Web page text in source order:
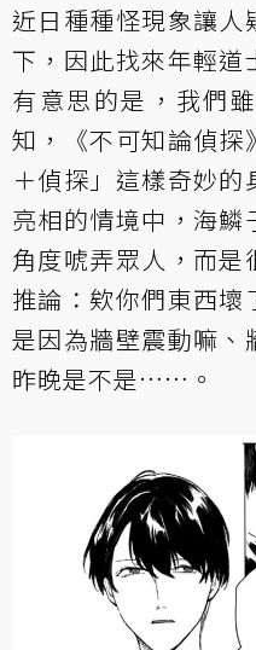
近日種種怪現象讓人
下，因此找來年輕道
有意思的是，我們
知，《不可知論偵探
＋偵探」這樣奇妙
亮相的情境中，海鱗
角度唬弄眾人，而是
推論：欸你們東西壞
是因為牆壁震動嘛、
昨晚是不是……。